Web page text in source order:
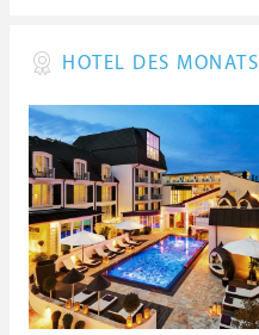
HOTEL DES MONATS